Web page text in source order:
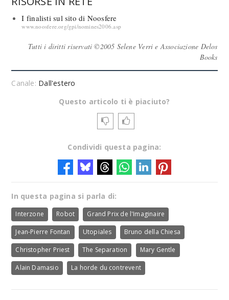
I finalisti sul sito di Noosfere
www.noosfere.org/gpi/nomines2006.asp
Tutti i diritti riservati ©2005 Selene Verri e Associazione Delos
Books
Canale: Dall'estero
Questo articolo ti è piaciuto?
Condividi questa pagina:
In questa pagina si parla di:
Interzone Robot Grand Prix de l'Imaginaire
Jean-Pierre Fontan Utopiales Bruno della Chiesa
Christopher Priest The Separation Mary Gentle
Alain Damasio La horde du contrevent